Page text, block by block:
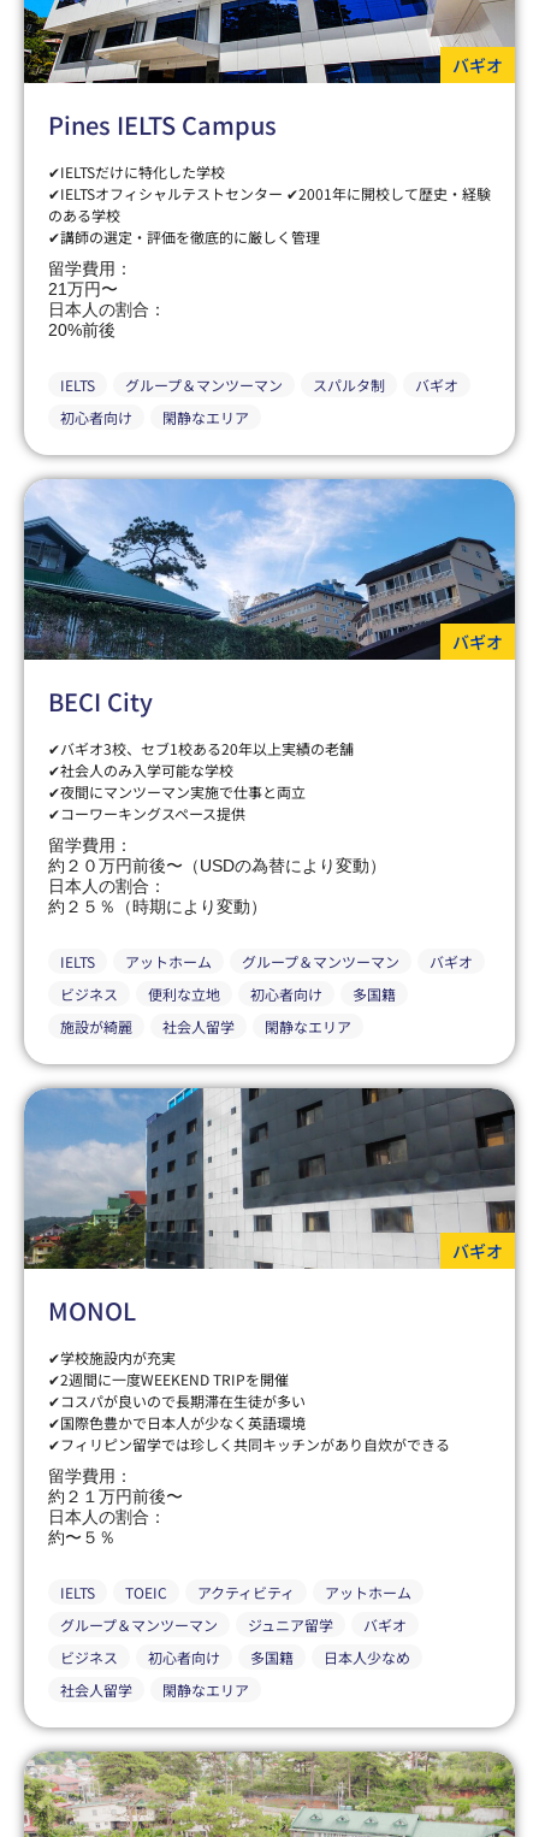
バギオ
Pines IELTS Campus
✔IELTSだけに特化した学校
✔IELTSオフィシャルテストセンター ✔2001年に開校して歴史・経験
のある学校
✔講師の選定・評価を徹底的に厳しく管理
留学費用：
21万円〜
日本人の割合：
20%前後
IELTS グループ＆マンツーマン スパルタ制
バギオ
初心者向け
閑静なエリア
バギオ
BECI City
✔バギオ3校、セブ1校ある20年以上実績の老舗
✔社会人のみ入学可能な学校
✔夜間にマンツーマン実施で仕事と両立
✔コーワーキングスペース提供
留学費用：
約２０万円前後〜（USDの為替により変動）
日本人の割合：
約２５％（時期により変動）
IELTS アットホーム グループ＆マンツーマン
バギオ
ビジネス
便利な立地 初心者向け
多国籍
施設が綺麗
社会人留学 閑静なエリア
バギオ
MONOL
✔学校施設内が充実
✔2週間に一度WEEKEND TRIPを開催
✔コスパが良いので長期滞在生徒が多い
✔国際色豊かで日本人が少なく英語環境
✔フィリピン留学では珍しく共同キッチンがあり自炊ができる
留学費用：
約２１万円前後〜
日本人の割合：
約〜５％
IELTS TOEIC アクティビティ
アットホーム
グループ＆マンツーマン
ジュニア留学
バギオ
ビジネス
初心者向け 多国籍
日本人少なめ
社会人留学
閑静なエリア